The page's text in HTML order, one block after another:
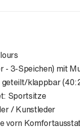
- 3-Speichen) mit
geteilt/klappbar
Sportsitze
/ Kunstleder
vorn